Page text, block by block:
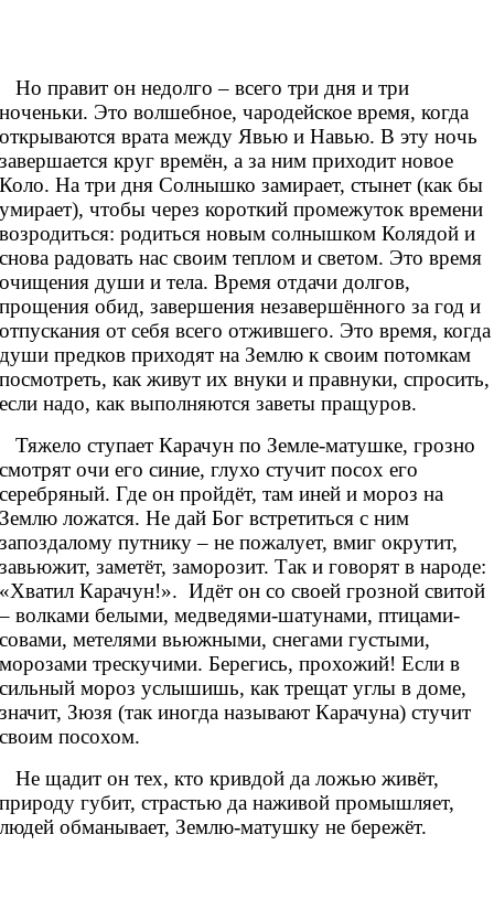
Но правит он недолго – всего три дня и три
ноченьки. Это волшебное, чародейское время, когда
открываются врата между Явью и Навью. В эту ночь
завершается круг времён, а за ним приходит новое
Коло. На три дня Солнышко замирает, стынет (как бы
умирает), чтобы через короткий промежуток времени
возродиться: родиться новым солнышком Колядой и
снова радовать нас своим теплом и светом. Это время
очищения души и тела. Время отдачи долгов,
прощения обид, завершения незавершённого за год и
отпускания от себя всего отжившего. Это время, когда
души предков приходят на Землю к своим потомкам
посмотреть, как живут их внуки и правнуки, спросить,
если надо, как выполняются заветы пращуров.
Тяжело ступает Карачун по Земле-матушке, грозно
смотрят очи его синие, глухо стучит посох его
серебряный. Где он пройдёт, там иней и мороз на
Землю ложатся. Не дай Бог встретиться с ним
запоздалому путнику – не пожалует, вмиг окрутит,
завьюжит, заметёт, заморозит. Так и говорят в народе:
«Хватил Карачун!». Идёт он со своей грозной свитой
– волками белыми, медведями-шатунами, птицами-
совами, метелями вьюжными, снегами густыми,
морозами трескучими. Берегись, прохожий! Если в
сильный мороз услышишь, как трещат углы в доме,
значит, Зюзя (так иногда называют Карачуна) стучит
своим посохом.
Не щадит он тех, кто кривдой да ложью живёт,
природу губит, страстью да наживой промышляет,
людей обманывает, Землю-матушку не бережёт.